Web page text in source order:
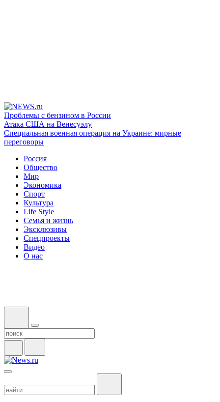
Проблемы с бензином в России
Атака США на Венесуэлу
Специальная военная операция на Украине: мирные
переговоры
Россия
Общество
Мир
Экономика
Спорт
Культура
Life Style
Семья и жизнь
Эксклюзивы
Спецпроекты
Видео
О нас